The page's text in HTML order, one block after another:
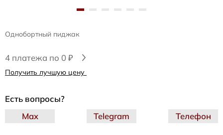
Однобортный пиджак
4 платежа по 0 ₽
Получить лучшую цену
Есть вопросы?
Telegram
Max Телефон